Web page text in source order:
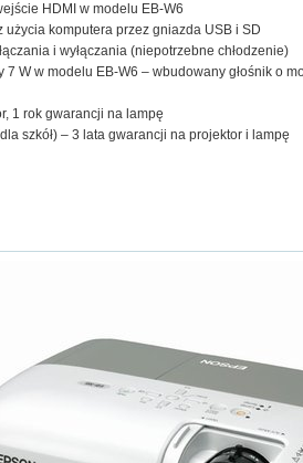
HDMI w modelu EB-W6
użycia komputera przez gniazda USB i SD
i wyłączania (niepotrzebne chłodzenie)
7 W w modelu EB-W6 – wbudowany głośnik o
1 rok gwarancji na lampę
szkół) – 3 lata gwarancji na projektor i lampę